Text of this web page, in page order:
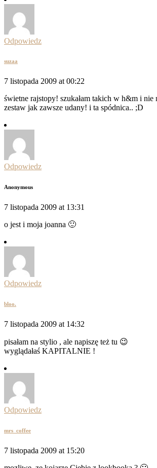
Odpowiedz
suzaa
7 listopada 2009 at 00:22
świetne rajstopy! szukałam takich w h&m i nie
zestaw jak zawsze udany! i ta spódnica.. ;D
Odpowiedz
Anonymous
7 listopada 2009 at 13:31
o jest i moja joanna 🙂
Odpowiedz
bloo.
7 listopada 2009 at 14:32
pisałam na stylio , ale napiszę też tu 😉
wyglądałaś KAPITALNIE !
Odpowiedz
mrs_coffee
7 listopada 2009 at 15:20